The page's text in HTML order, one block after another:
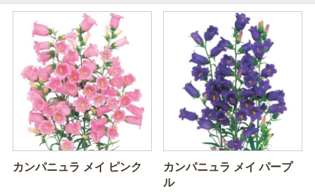
カンパニュラ メイ ピンク
カンパニュラ メイ パープ
ル